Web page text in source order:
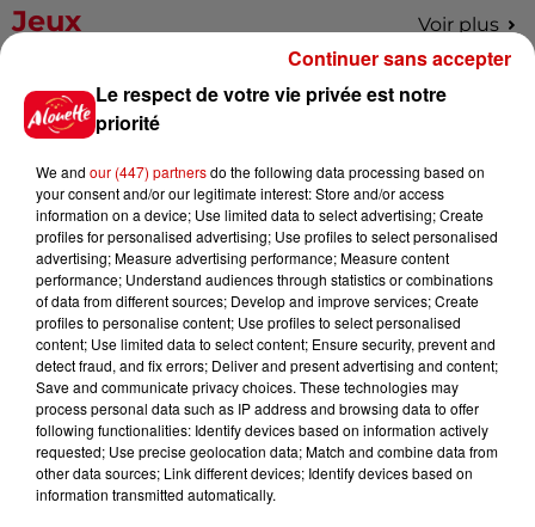
Jeux Voir plus
Gagnez vos places pour le
Festival du Roi Arthur 2026 !
Gagnez vos entrées pour le
Musée du Sport Automobile au
Mans !
Alouette vous invite à
Futuroscope Xperiences !
Le respect de votre vie privée est notre
priorité
We and our (447) partnersdo the following data processing based on
your consent and/or our legitimate interest: Store and/or access
information on a device; Use limited data to select advertising; Create
profiles for personalised advertising; Use profiles to select personalised
advertising; Measure advertising performance; Measure content
performance; Understand audiences through statistics or combinations
of data from different sources; Develop and improve services; Create
profiles to personalise content; Use profiles to select personalised
content; Use limited data to select content; Ensure security, prevent and
detect fraud, and fix errors; Deliver and present advertising and content;
Save and communicate privacy choices. These technologies may
process personal data such as IP address and browsing data to offer
following functionalities: Identify devices based on information actively
requested; Use precise geolocation data; Match and combine data from
other data sources; Link different devices; Identify devices based on
information transmitted automatically.
Continuer sans accepter